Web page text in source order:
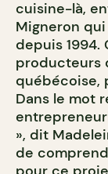
cuisine-là,
Migneron
depuis 1994.
producteurs
québécoise,
Dans le mot
», dit
de